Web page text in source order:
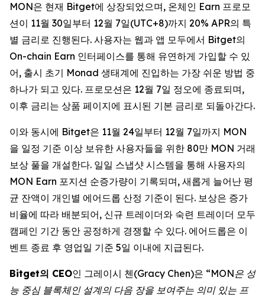
MON은 현재 Bitget에 상장되었으며, 온체인 Earn 프로모
션이 11월 30일부터 12월 7일(UTC+8)까지 20% APR의 특
별 금리로 진행된다. 사용자는 웹과 앱 모두에서 Bitget의
On-chain Earn 인터페이스를 통해 유연하게 가입할 수 있
어, 출시 초기 Monad 생태계에 진입하는 가장 쉬운 방법 중
하나가 되고 있다. 프로모션은 12월 7일 정오에 종료되며,
이후 금리는 상품 페이지에 표시된 기본 금리로 되돌아간다.
이와 동시에 Bitget은 11월 24일부터 12월 7일까지 MON
을 일정 기준 이상 보유한 사용자들을 위한 80만 MON 거래
보상 풀을 개설한다. 일일 스냅샷 시스템을 통해 사용자의
MON Earn 포지션 순증가량이 기록되며, 새롭게 늘어난 평
균 잔액이 개인별 에어드롭 산정 기준이 된다. 보상은 증가
비율에 따라 배분되어, 신규 트레이더와 숙련 트레이더 모두
캠페인 기간 동안 공정하게 경쟁할 수 있다. 에어드롭은 이
벤트 종료 후 영업일 기준 5일 이내에 지급된다.
Bitget의 CEO인 그레이시 첸(Gracy Chen)은 “MON은 성
능 중심 블록체인 설계의 다음 장을 보여주는 의미 있는 프